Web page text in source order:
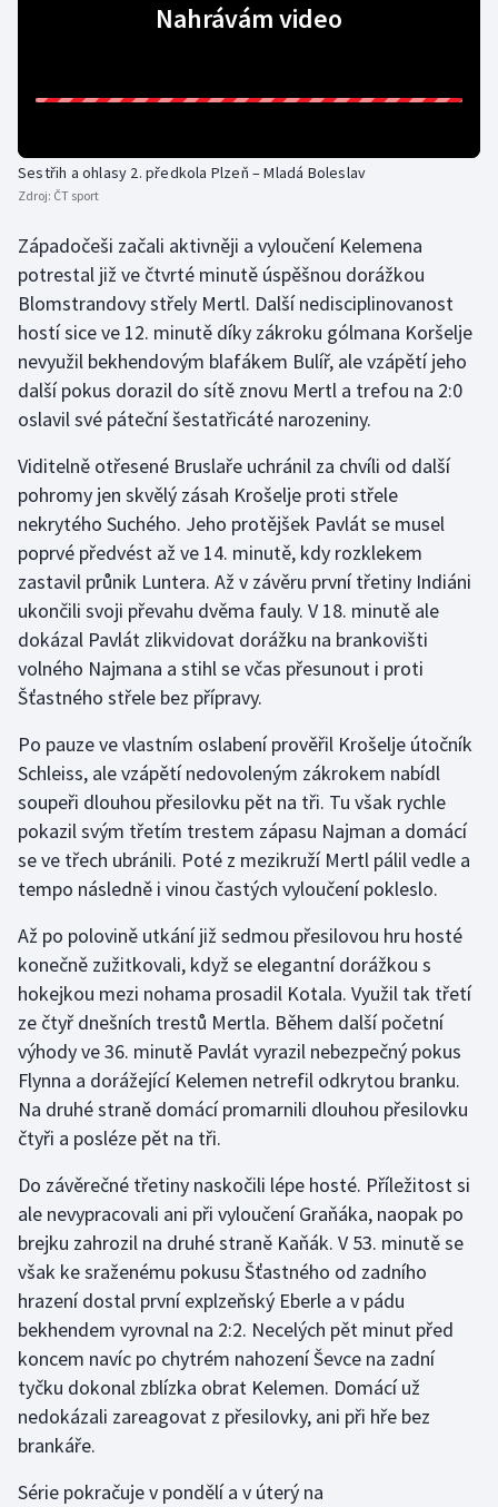
Jezdectví
Krasobruslení
Lezení
Lyže a snowboard
Moderní pětiboj
Motorsport
Olympijské hry
Parasport
Plavání
Plážový volejbal
Ragby
Rychlobruslení
Rychlostní kanoistika
Sportovní střelba
Stolní tenis
Triatlon
Veslování
Vodní slalom
Volejbal
Ostatní
Nahrávám video
Sestřih a ohlasy 2. předkola Plzeň – Mladá Boleslav
Zdroj: ČT sport
Západočeši začali aktivněji a vyloučení Kelemena
potrestal již ve čtvrté minutě úspěšnou dorážkou
Blomstrandovy střely Mertl. Další nedisciplinovanost
hostí sice ve 12. minutě díky zákroku gólmana Koršelje
nevyužil bekhendovým blafákem Bulíř, ale vzápětí jeho
další pokus dorazil do sítě znovu Mertl a trefou na 2:0
oslavil své páteční šestatřicáté narozeniny.
Viditelně otřesené Bruslaře uchránil za chvíli od další
pohromy jen skvělý zásah Krošelje proti střele
nekrytého Suchého. Jeho protějšek Pavlát se musel
poprvé předvést až ve 14. minutě, kdy rozklekem
zastavil průnik Luntera. Až v závěru první třetiny Indiáni
ukončili svoji převahu dvěma fauly. V 18. minutě ale
dokázal Pavlát zlikvidovat dorážku na brankovišti
volného Najmana a stihl se včas přesunout i proti
Šťastného střele bez přípravy.
Po pauze ve vlastním oslabení prověřil Krošelje útočník
Schleiss, ale vzápětí nedovoleným zákrokem nabídl
soupeři dlouhou přesilovku pět na tři. Tu však rychle
pokazil svým třetím trestem zápasu Najman a domácí
se ve třech ubránili. Poté z mezikruží Mertl pálil vedle a
tempo následně i vinou častých vyloučení pokleslo.
Až po polovině utkání již sedmou přesilovou hru hosté
konečně zužitkovali, když se elegantní dorážkou s
hokejkou mezi nohama prosadil Kotala. Využil tak třetí
ze čtyř dnešních trestů Mertla. Během další početní
výhody ve 36. minutě Pavlát vyrazil nebezpečný pokus
Flynna a dorážející Kelemen netrefil odkrytou branku.
Na druhé straně domácí promarnili dlouhou přesilovku
čtyři a posléze pět na tři.
Do závěrečné třetiny naskočili lépe hosté. Příležitost si
ale nevypracovali ani při vyloučení Graňáka, naopak po
brejku zahrozil na druhé straně Kaňák. V 53. minutě se
však ke sraženému pokusu Šťastného od zadního
hrazení dostal první explzeňský Eberle a v pádu
bekhendem vyrovnal na 2:2. Necelých pět minut před
koncem navíc po chytrém nahození Ševce na zadní
tyčku dokonal zblízka obrat Kelemen. Domácí už
nedokázali zareagovat z přesilovky, ani při hře bez
brankáře.
Série pokračuje v pondělí a v úterý na